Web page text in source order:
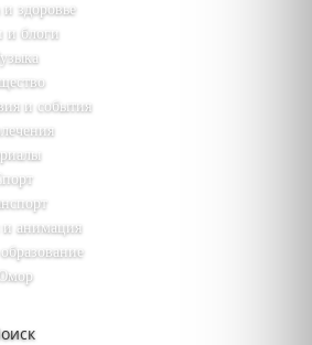
и здоровье
и блоги
и события
анимация